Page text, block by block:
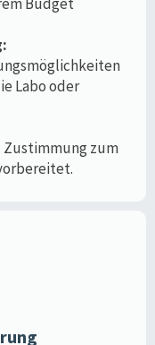
Labo oder
Zustimmung zum